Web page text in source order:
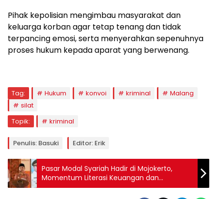
Pihak kepolisian mengimbau masyarakat dan
keluarga korban agar tetap tenang dan tidak
terpancing emosi, serta menyerahkan sepenuhnya
proses hukum kepada aparat yang berwenang.
Tag: Hukum konvoi kriminal
Malang
silat
Topik:
kriminal
Penulis: Basuki Editor: Erik
Pasar Modal Syariah Hadir di Mojokerto,
Momentum Literasi Keuangan dan
Pemberdayaan Umat